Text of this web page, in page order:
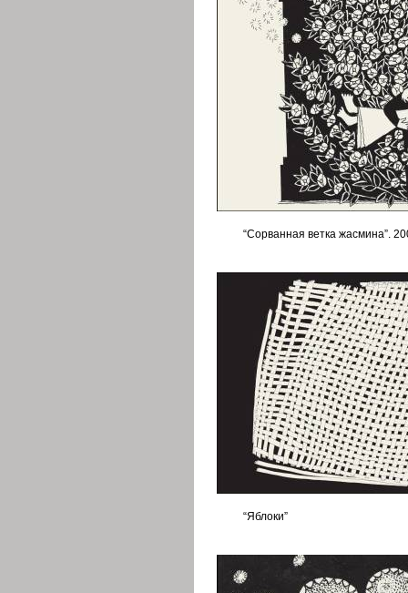
“Сорванная ветка жасмина”.
“Яблоки”